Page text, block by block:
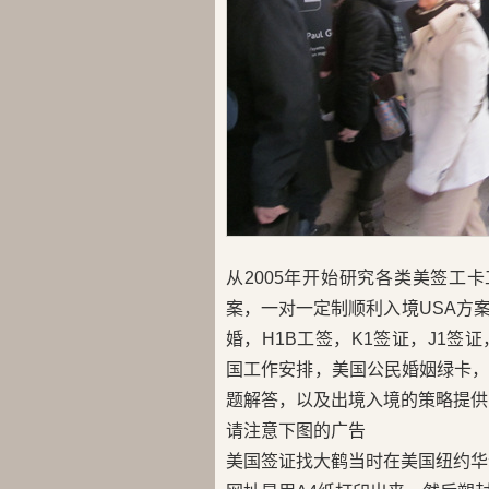
从2005年开始研究各类美签工
案，一对一定制顺利入境USA方
婚，H1B工签，K1签证，J1签
国工作安排，美国公民婚姻绿卡
题解答，以及出境入境的策略提
请注意下图的广告
美国签证找大鹤当时在美国纽约